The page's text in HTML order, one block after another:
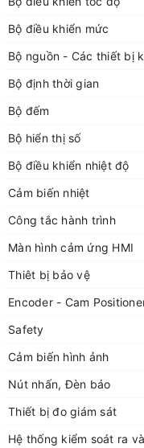
Bộ điều khiển mức
Bộ nguồn - Các thiết bị
Bộ định thời gian
Bộ đếm
Bộ hiển thị số
Bộ điều khiển nhiệt độ
Cảm biến nhiệt
Công tắc hành trình
Màn hình cảm ứng HMI
Thiêt bị bảo vệ
Encoder - Cam
Safety
Cảm biến hình ảnh
Nút nhấn, Đèn báo
Thiết bị đo giám sát
Hệ thống kiểm soát ra